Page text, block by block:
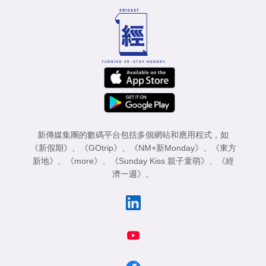
新傳媒集團的數碼平台包括多個網站和應用程式，如
《新假期》 、 《GOtrip》 、 《NM+新Monday》 、
《東方
新地》 、 《more》 、 《Sunday Kiss 親子童萌》 、
《經
濟一週》 。